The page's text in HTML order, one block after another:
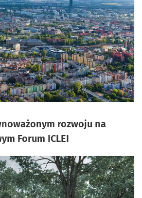
rozwoju na
Forum ICLEI